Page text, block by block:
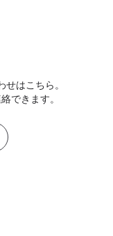
はこちら。
できます。